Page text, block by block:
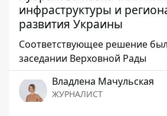
инфраструктуры и
развития Украины
Соответствующее решение
заседании Верховной Рады
Владлена Мачульская
ЖУРНАЛИСТ